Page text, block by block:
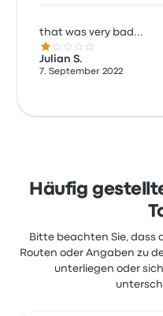
that was very bad...
1.0 von 5 Sternen
Julian S.
7. September 2022
Häufig
Bitte beachten Sie, dass
Routen oder Angaben zu
unterliegen oder